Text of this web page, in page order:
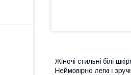
Жіночі стильні білі
Неймовірно легкі і